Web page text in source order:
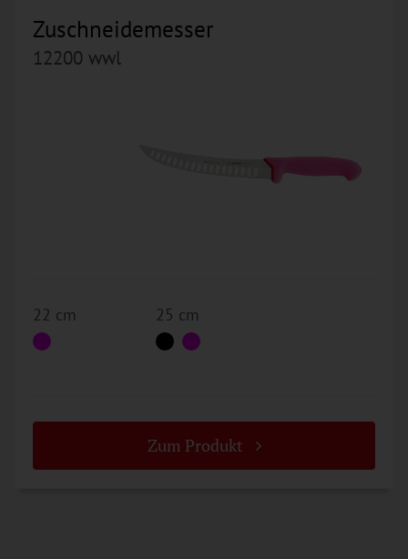
Zuschneidemesser
12200 wwl
22 cm 25 cm
Zum Produkt